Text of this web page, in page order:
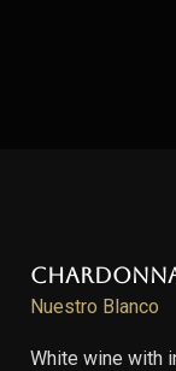
Nuestro Blanco
White wine with